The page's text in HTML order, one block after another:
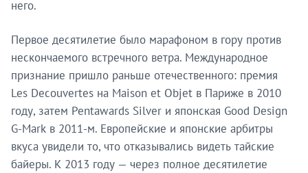
него.
Первое десятилетие было марафоном в гору против
нескончаемого встречного ветра. Международное
признание пришло раньше отечественного: премия
Les Decouvertes на Maison et Objet в Париже в 2010
году, затем Pentawards Silver и японская Good Design
G-Mark в 2011-м. Европейские и японские арбитры
вкуса увидели то, что отказывались видеть тайские
байеры. К 2013 году — через полное десятилетие